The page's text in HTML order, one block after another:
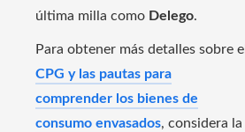
última milla como Delego.
Para obtener más detalles sobre el
CPG y las pautas para
comprender los bienes de
consumo envasados, considera la